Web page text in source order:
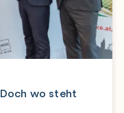
wo steht